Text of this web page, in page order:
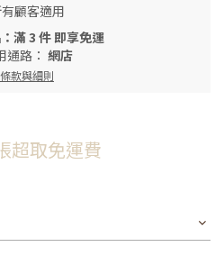
顧客適用
滿 3 件 即享免運
通路： 網店
條款與細則
超取免運費